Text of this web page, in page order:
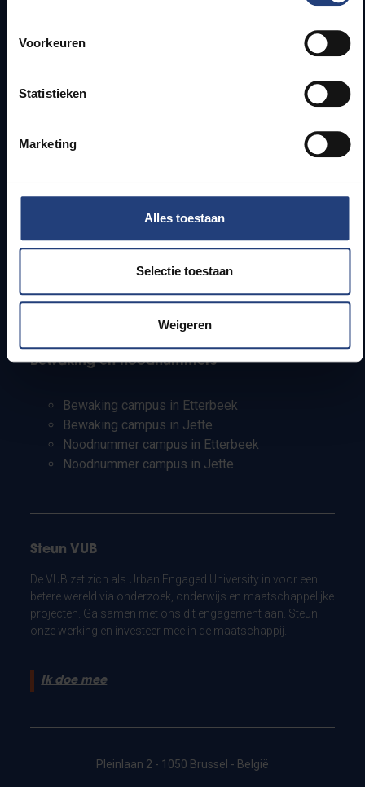
Voorkeuren
Statistieken
Marketing
Alles toestaan
Selectie toestaan
Weigeren
Onderzoeksgroepen
Pers
Personeel
Leerkrachten en secundaire scholen
Werkstudenten
Internationale studenten
Bewaking en noodnummers
Bewaking campus in Etterbeek
Bewaking campus in Jette
Noodnummer campus in Etterbeek
Noodnummer campus in Jette
Steun VUB
De VUB zet zich als Urban Engaged University in voor een
betere wereld via onderzoek, onderwijs en maatschappelijke
projecten. Ga samen met ons dit engagement aan. Steun
onze werking en investeer mee in de maatschappij.
Ik doe mee
Pleinlaan 2 - 1050 Brussel - België